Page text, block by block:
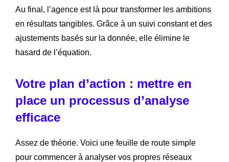
Au final, l’agence est là pour transformer les ambitions
en résultats tangibles. Grâce à un suivi constant et des
ajustements basés sur la donnée, elle élimine le
hasard de l’équation.
Votre plan d’action : mettre en
place un processus d’analyse
efficace
Assez de théorie. Voici une feuille de route simple
pour commencer à analyser vos propres réseaux